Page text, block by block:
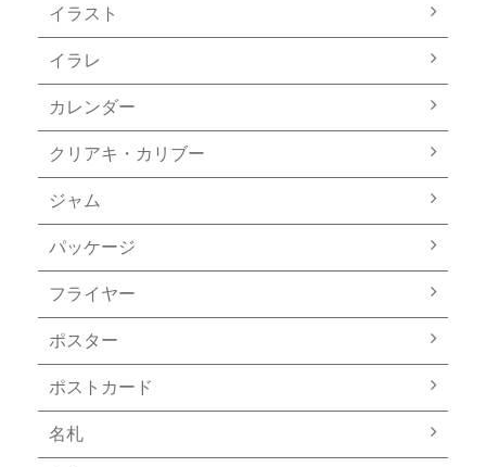
イラスト
イラレ
カレンダー
クリアキ・カリブー
ジャム
パッケージ
フライヤー
ポスター
ポストカード
名札